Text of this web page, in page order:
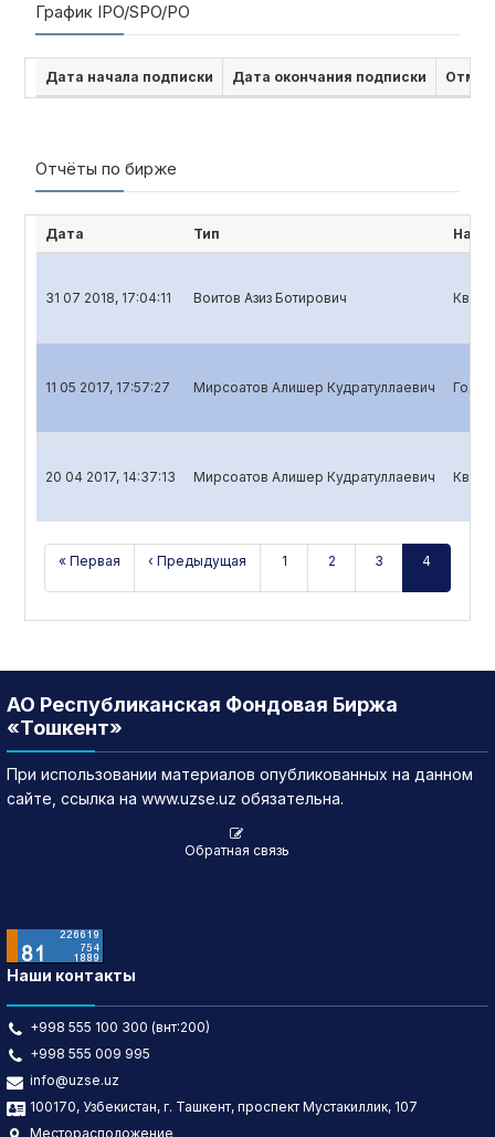
График IPO/SPO/PO
Дата начала подписки Дата окончания подписки
Отчёты по бирже
Дата Тип
31 07 2018, 17:04:11 Воитов Азиз Ботирович
11 05 2017, 17:57:27 Мирсоатов Алишер Кудратуллаевич
20 04 2017, 14:37:13 Мирсоатов Алишер Кудратуллаевич
« Первая ‹ Предыдущая 1 2 3 4
АО Республиканская Фондовая Биржа
«Тошкент»
При использовании материалов опубликованных на данном
сайте, ссылка на www.uzse.uz обязательна.
Обратная связь
Наши контакты
+998 555 100 300 (внт:200)
+998 555 009 995
info@uzse.uz
100170, Узбекистан, г. Ташкент, проспект Мустакиллик, 107
Месторасположение